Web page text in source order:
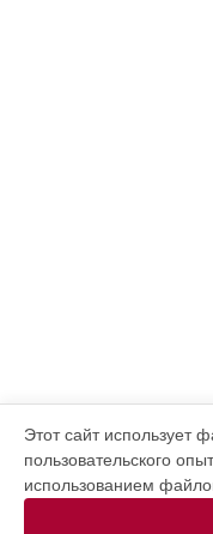
Этот сайт использует
пользовательского
использованием